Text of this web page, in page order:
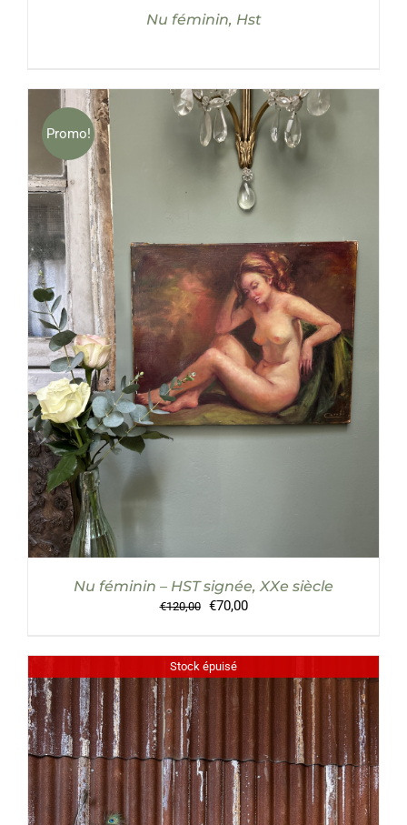
Nu féminin, Hst
Promo!
AJOUTER AU PANIER / DÉTAILS
Nu féminin – HST signée, XXe siècle
€120,00
Le
était :
€120,00.
€70,00Le
est :
Stock épuisé